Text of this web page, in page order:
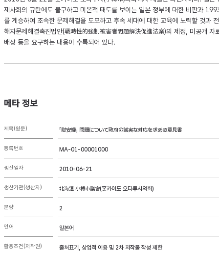
제사회의 규탄에도 불구하고 미온적 태도를 보이는 일본 정부에 대한 비판과
를 계승하여 조속한 문제해결을 도모하고 후속 세대에 대한 교육에 노력할 것과
해자문제해결촉진법안(戦時性的強制被害者問題解決促進法案)의 제정, 미공개 자
배상 등을 요구하는 내용이 수록되어 있다.
메타 정보
제목(원문) 「慰安婦」 問題について政府の誠実な対応を求める意見書
등록번호 MA-01-00001000
생산일자 2010-06-21
생산기관(생산자) 北海道 小樽市議會(홋카이도 오타루시의회)
분량 2
언어 일본어
활용조건(저작권) 출처표기, 상업적 이용 및 2차 저작물 작성 제한